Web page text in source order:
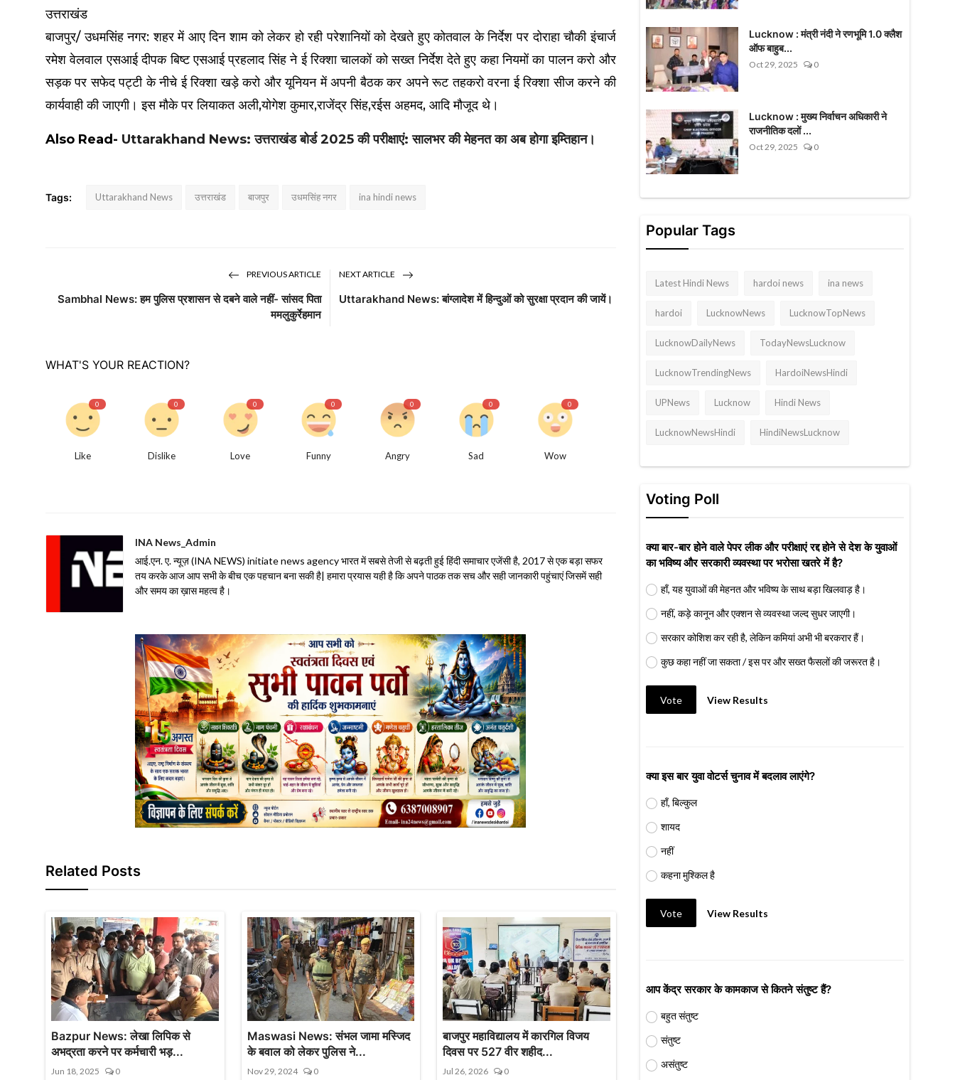
उत्तराखंड
बाजपुर/ उधमसिंह नगर: शहर में आए दिन शाम को लेकर हो रही परेशानियों को देखते हुए कोतवाल के निर्देश पर दोराहा चौकी इंचार्ज
रमेश वेलवाल एसआई दीपक बिष्ट एसआई प्रहलाद सिंह ने ई रिक्शा चालकों को सख्त निर्देश देते हुए कहा नियमों का पालन करो और
सड़क पर सफेद पट्टी के नीचे ई रिक्शा खड़े करो और यूनियन में अपनी बैठक कर अपने रूट तहकरो वरना ई रिक्शा सीज करने की
कार्यवाही की जाएगी। इस मौके पर लियाकत अली,योगेश कुमार,राजेंद्र सिंह,रईस अहमद, आदि मौजूद थे।
Also Read- Uttarakhand News: उत्तराखंड बोर्ड 2025 की परीक्षाएं: सालभर की मेहनत का अब होगा इम्तिहान।
Tags: Uttarakhand News उत्तराखंड बाजपुर उधमसिंह नगर ina hindi news
PREVIOUS ARTICLE
Sambhal News: हम पुलिस प्रशासन से दबने वाले नहीं- सांसद पिता
ममलुकुर्रेहमान
NEXT ARTICLE
Uttarakhand News: बांग्लादेश में हिन्दुओं को सुरक्षा प्रदान की जायें।
WHAT'S YOUR REACTION?
0
Like
0
Dislike
0
Love
0
Funny
0
Angry
0
Sad
0
Wow
INA News_Admin
आई.एन. ए. न्यूज़ (INA NEWS) initiate news agency भारत में सबसे तेजी से बढ़ती हुई हिंदी समाचार एजेंसी है, 2017 से एक बड़ा सफर
तय करके आज आप सभी के बीच एक पहचान बना सकी है| हमारा प्रयास यही है कि अपने पाठक तक सच और सही जानकारी पहुंचाएं जिसमें सही
और समय का ख़ास महत्व है।
Related Posts
Bazpur News: लेखा लिपिक से
अभद्रता करने पर कर्मचारी भड़...
Jun 18, 2025 0
Maswasi News: संभल जामा मस्जिद
के बवाल को लेकर पुलिस ने...
Nov 29, 2024 0
बाजपुर महाविद्यालय में कारगिल विजय
दिवस पर 527 वीर शहीद...
Jul 26, 2026 0
Lucknow : मंत्री नंदी ने रणभूमि 1.0 क्लैश
ऑफ बाहुब...
Oct 29, 2025 0
Lucknow : मुख्य निर्वाचन अधिकारी ने
राजनीतिक दलों ...
Oct 29, 2025 0
Popular Tags
Latest Hindi News hardoi news ina news
hardoi LucknowNews LucknowTopNews
LucknowDailyNews TodayNewsLucknow
LucknowTrendingNews HardoiNewsHindi
UPNews Lucknow Hindi News
LucknowNewsHindi HindiNewsLucknow
Voting Poll
क्या बार-बार होने वाले पेपर लीक और परीक्षाएं रद्द होने से देश के युवाओं
का भविष्य और सरकारी व्यवस्था पर भरोसा खतरे में है?
हाँ, यह युवाओं की मेहनत और भविष्य के साथ बड़ा खिलवाड़ है।
नहीं, कड़े कानून और एक्शन से व्यवस्था जल्द सुधर जाएगी।
सरकार कोशिश कर रही है, लेकिन कमियां अभी भी बरकरार हैं।
कुछ कहा नहीं जा सकता / इस पर और सख्त फैसलों की जरूरत है।
Vote View Results
क्या इस बार युवा वोटर्स चुनाव में बदलाव लाएंगे?
हाँ, बिल्कुल
शायद
नहीं
कहना मुश्किल है
Vote View Results
आप केंद्र सरकार के कामकाज से कितने संतुष्ट हैं?
बहुत संतुष्ट
संतुष्ट
असंतुष्ट